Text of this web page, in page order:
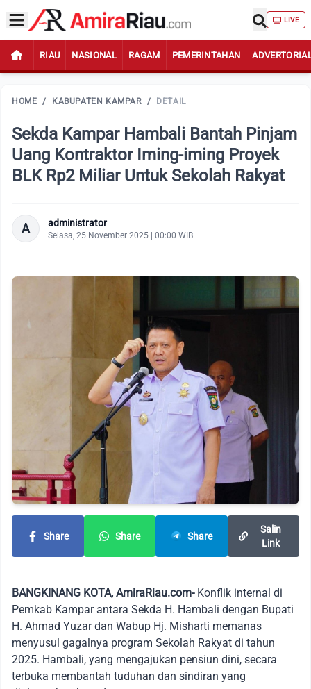
LIVE
RIAU NASIONAL RAGAM PEMERINTAHAN
HOME / KABUPATEN KAMPAR / DETAIL
Sekda Kampar Hambali Bantah Pinjam
Uang Kontraktor Iming-iming Proyek
BLK Rp2 Miliar Untuk Sekolah Rakyat
A administrator
Selasa, 25 November 2025 | 00:00 WIB
Share Share Share
Salin
Link
BANGKINANG KOTA, AmiraRiau.com- Konflik internal di
Pemkab Kampar antara Sekda H. Hambali dengan Bupati
H. Ahmad Yuzar dan Wabup Hj. Misharti memanas
menyusul gagalnya program Sekolah Rakyat di tahun
2025. Hambali, yang mengajukan pensiun dini, secara
terbuka membantah tuduhan dan sindiran yang